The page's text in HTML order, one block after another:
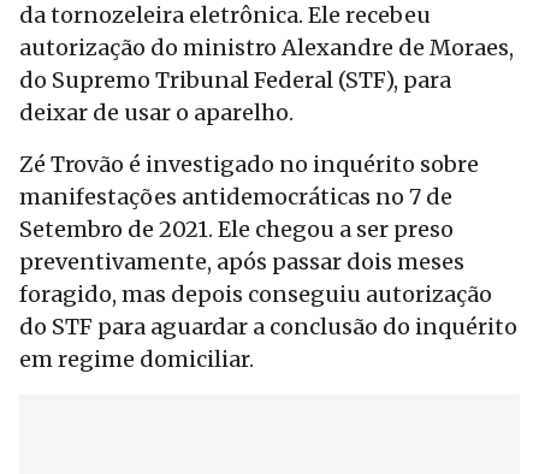
da tornozeleira eletrônica. Ele recebeu
autorização do ministro Alexandre de Moraes,
do Supremo Tribunal Federal (STF), para
deixar de usar o aparelho.
Zé Trovão é investigado no inquérito sobre
manifestações antidemocráticas no 7 de
Setembro de 2021. Ele chegou a ser preso
preventivamente, após passar dois meses
foragido, mas depois conseguiu autorização
do STF para aguardar a conclusão do inquérito
em regime domiciliar.